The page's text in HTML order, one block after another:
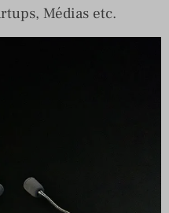
Médias etc.